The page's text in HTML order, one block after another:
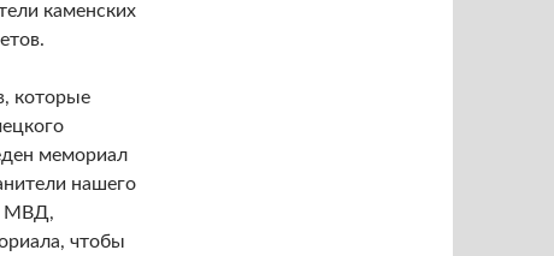
каменских
которые
мемориал
нашего
МВД,
чтобы